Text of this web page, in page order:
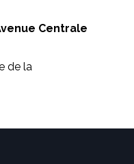
Centrale
de la